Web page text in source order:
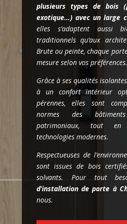
plusieurs types de bois
exotique…) avec un large
elles s’adaptent aussi
traditionnels qu’aux
Brute ou peinte, chaque
mesure selon vos préférences.
Grâce à ses qualités
à un confort intérieur
pérennes, elles sont
normes des
patrimoniaux, tout
technologies modernes.
Respectueuses de
sont issues de bois
solvants. Pour tout
d’installation de porte à
nous.